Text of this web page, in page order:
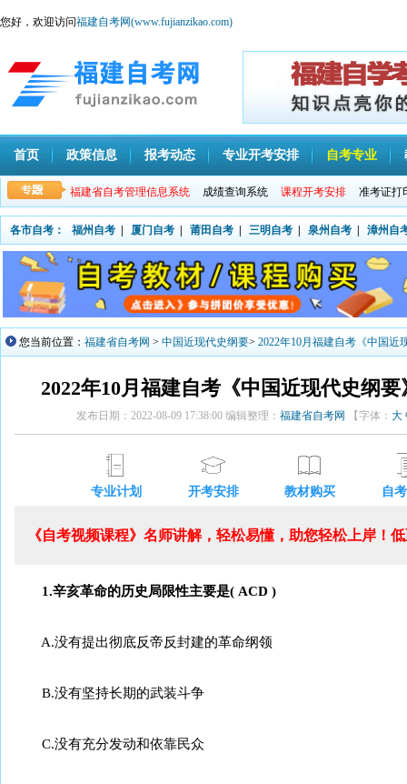
您好，欢迎访问福建自考网(www.fujianzikao.com)
首页 政策信息 报考动态 专业开考安排 自考专业
福建省自考管理信息系统 成绩查询系统 课程开考安排 准考证打
各市自考： 福州自考 厦门自考 莆田自考 三明自考 泉州自考 漳州自
您当前位置： 福建省自考网 > 中国近现代史纲要> 2022年10月福建自考《中国近
2022年10月福建自考《中国近现代史纲
发布日期：2022-08-09 17:38:00 编辑整理： 福建省自考网 【字体： 大
专业计划 开考安排 教材购买 自
《自考视频课程》名师讲解，轻松易懂，助您轻松上岸！
1.辛亥革命的历史局限性主要是( ACD )
A.没有提出彻底反帝反封建的革命纲领
B.没有坚持长期的武装斗争
C.没有充分发动和依靠民众